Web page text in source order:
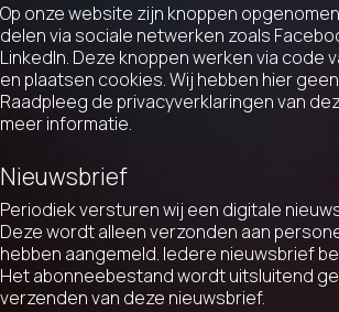
Op onze website zijn knoppen
delen via sociale netwerken zoals
LinkedIn. Deze knoppen werken via code
en plaatsen cookies. Wij hebben hier
Raadpleeg de privacyverklaringen van
meer informatie.
Nieuwsbrief
Periodiek versturen wij een digitale
Deze wordt alleen verzonden aan
hebben aangemeld. Iedere nieuwsbrief
Het abonneebestand wordt uitsluitend
verzenden van deze nieuwsbrief.